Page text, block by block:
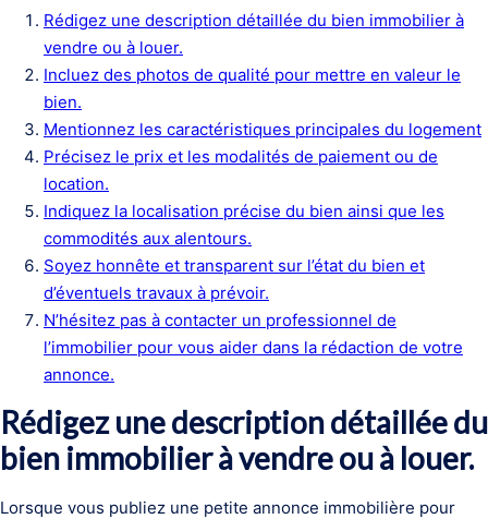
Rédigez une description détaillée du bien immobilier à
vendre ou à louer.
Incluez des photos de qualité pour mettre en valeur le
bien.
Mentionnez les caractéristiques principales du logement
Précisez le prix et les modalités de paiement ou de
location.
Indiquez la localisation précise du bien ainsi que les
commodités aux alentours.
Soyez honnête et transparent sur l’état du bien et
d’éventuels travaux à prévoir.
N’hésitez pas à contacter un professionnel de
l’immobilier pour vous aider dans la rédaction de votre
annonce.
Rédigez une description détaillée du
bien immobilier à vendre ou à louer.
Lorsque vous publiez une petite annonce immobilière pour